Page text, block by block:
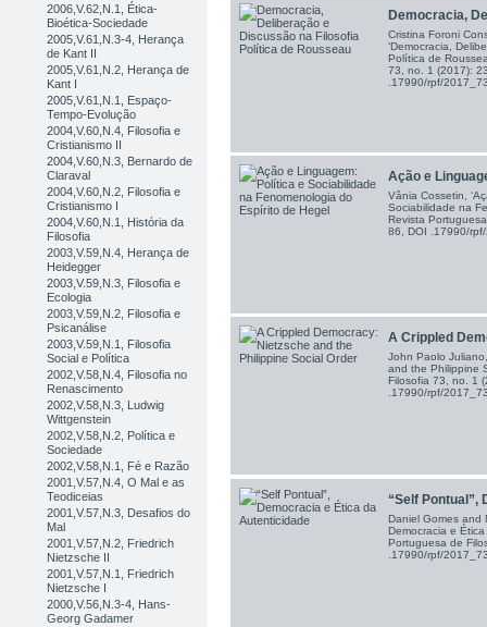
2006,V.62,N.1, Ética-
Bioética-Sociedade
2005,V.61,N.3-4, Herança
de Kant II
2005,V.61,N.2, Herança de
Kant I
2005,V.61,N.1, Espaço-
Tempo-Evolução
2004,V.60,N.4, Filosofia e
Cristianismo II
2004,V.60,N.3, Bernardo de
Claraval
2004,V.60,N.2, Filosofia e
Cristianismo I
2004,V.60,N.1, História da
Filosofia
2003,V.59,N.4, Herança de
Heidegger
2003,V.59,N.3, Filosofia e
Ecologia
2003,V.59,N.2, Filosofia e
Psicanálise
2003,V.59,N.1, Filosofia
Social e Política
2002,V.58,N.4, Filosofia no
Renascimento
2002,V.58,N.3, Ludwig
Wittgenstein
2002,V.58,N.2, Política e
Sociedade
2002,V.58,N.1, Fé e Razão
2001,V.57,N.4, O Mal e as
Teodiceias
2001,V.57,N.3, Desafios do
Mal
2001,V.57,N.2, Friedrich
Nietzsche II
2001,V.57,N.1, Friedrich
Nietzsche I
2000,V.56,N.3-4, Hans-
Georg Gadamer
Democracia,
Cristina Foroni
‘Democracia,
Política de
73, no. 1 (2017):
.17990/rpf/
Ação e
Vânia Cossetin,
Sociabilidade na
Revista
86, DOI .17990/
A Crippled
John Paolo
and the Philippine
Filosofia 73, no. 1
.17990/rpf/
“Self Pontual”,
Daniel Gomes and
Democracia e
Portuguesa de
.17990/rpf/